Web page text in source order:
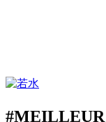
#MEILLEUR